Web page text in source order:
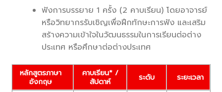
ฟังการบรรยาย 1 ครั้ง (2 คาบเรียน) โดยอาจารย์
หรือวิทยากรรับเชิญเพื่อฝึกทักษะการฟัง และเสริม
สร้างความเข้าใจในวัฒนธรรมในการเรียนต่อต่าง
ประเทศ หรือศึกษาต่อต่างประเทศ
หลักสูตรภาษา
อังกฤษ
คาบเรียน* /
สัปดาห์
ระดับ ระยะเวลา